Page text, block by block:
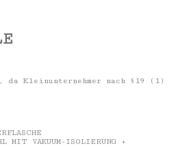
da Kleinunternehmer nach §19 (1)
MIT VAKUUM-ISOLIERUNG +